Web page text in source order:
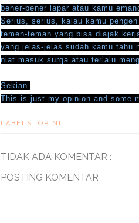
bener-bener lapar atau kamu
Serius, serius, kalau kamu
temen-teman yang bisa diajak
yang jelas-jelas sudah kamu tahu
niat masuk surga atau terlalu
Sekian.
This is just my opinion and some
LABELS: OPINI
TIDAK ADA KOMENTAR :
POSTING KOMENTAR